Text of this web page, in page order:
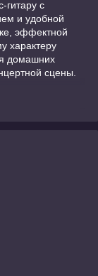
гитару с
и удобной
эффектной
характеру
домашних
сцены.